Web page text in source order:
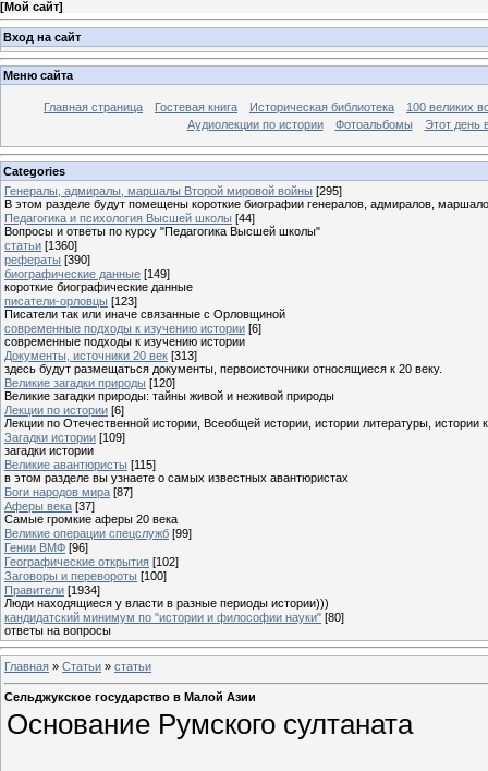
[Мой сайт]
Вход на сайт
Меню сайта
Главная страница Гостевая книга Историческая библиотека
100 великих
Аудиолекции по истории
Фотоальбомы Этот день
Categories
Генералы, адмиралы, маршалы Второй мировой войны [295]
В этом разделе будут помещены короткие биографии генералов, адмиралов,
Педагогика и психология Высшей школы [44]
Вопросы и ответы по курсу "Педагогика Высшей школы"
статьи [1360]
рефераты [390]
биографические данные [149]
короткие биографические данные
писатели-орловцы [123]
Писатели так или иначе связанные с Орловщиной
современные подходы к изучению истории [6]
современные подходы к изучению истории
Документы, источники 20 век [313]
здесь будут размещаться документы, первоисточники относящиеся к 20 веку.
Великие загадки природы [120]
Великие загадки природы: тайны живой и неживой природы
Лекции по истории [6]
Лекции по Отечественной истории, Всеобщей истории, истории литературы, истории
Загадки истории [109]
загадки истории
Великие авантюристы [115]
в этом разделе вы узнаете о самых известных авантюристах
Боги народов мира [87]
Аферы века [37]
Самые громкие аферы 20 века
Великие операции спецслужб [99]
Гении ВМФ [96]
Географические открытия [102]
Заговоры и перевороты [100]
Правители [1934]
Люди находящиеся у власти в разные периоды истории)))
кандидатский минимум по "истории и философии науки" [80]
ответы на вопросы
Главная » Статьи » статьи
Сельджукское государство в Малой Азии
Основание Румского султаната